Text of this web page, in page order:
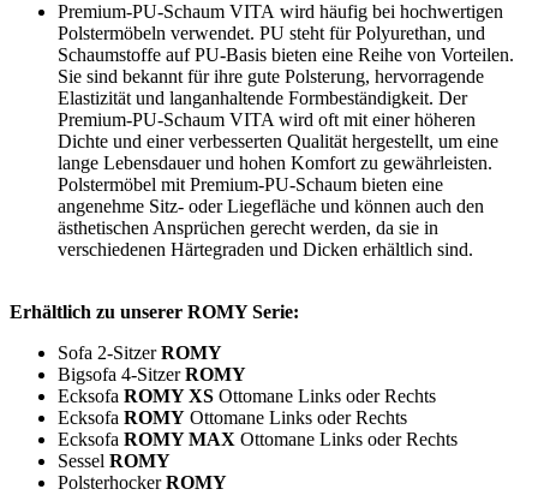
Premium-PU-Schaum VITA wird häufig bei hochwertigen
Polstermöbeln verwendet. PU steht für Polyurethan, und
Schaumstoffe auf PU-Basis bieten eine Reihe von Vorteilen.
Sie sind bekannt für ihre gute Polsterung, hervorragende
Elastizität und langanhaltende Formbeständigkeit. Der
Premium-PU-Schaum VITA wird oft mit einer höheren
Dichte und einer verbesserten Qualität hergestellt, um eine
lange Lebensdauer und hohen Komfort zu gewährleisten.
Polstermöbel mit Premium-PU-Schaum bieten eine
angenehme Sitz- oder Liegefläche und können auch den
ästhetischen Ansprüchen gerecht werden, da sie in
verschiedenen Härtegraden und Dicken erhältlich sind.
Erhältlich zu unserer ROMY Serie:
Sofa 2-SitzerROMY
Bigsofa 4-SitzerROMY
Ecksofa ROMY XS Ottomane Links oder Rechts
Ecksofa ROMY Ottomane Links oder Rechts
Ecksofa ROMY MAX Ottomane Links oder Rechts
Sessel ROMY
PolsterhockerROMY